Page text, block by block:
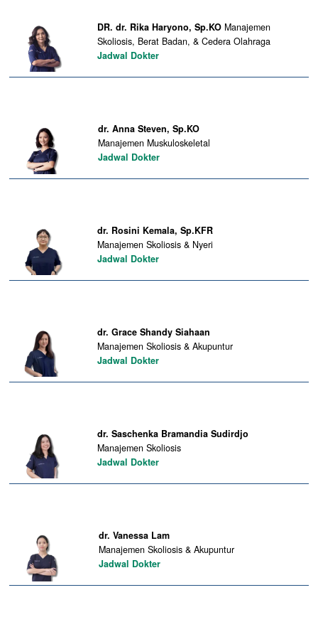
DR. dr. Rika Haryono, Sp.KO Manajemen
Skoliosis, Berat Badan, & Cedera Olahraga
Jadwal Dokter
dr. Anna Steven, Sp.KO
Manajemen Muskuloskeletal
Jadwal Dokter
dr. Rosini Kemala, Sp.KFR
Manajemen Skoliosis & Nyeri
Jadwal Dokter
dr. Grace Shandy Siahaan
Manajemen Skoliosis & Akupuntur
Jadwal Dokter
dr. Saschenka Bramandia Sudirdjo
Manajemen Skoliosis
Jadwal Dokter
dr. Vanessa Lam
Manajemen Skoliosis & Akupuntur
Jadwal Dokter